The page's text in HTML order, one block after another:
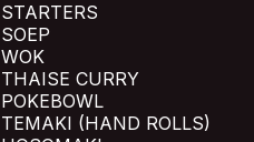
STARTERS
SOEP
WOK
THAISE CURRY
POKEBOWL
TEMAKI (HAND ROLLS)